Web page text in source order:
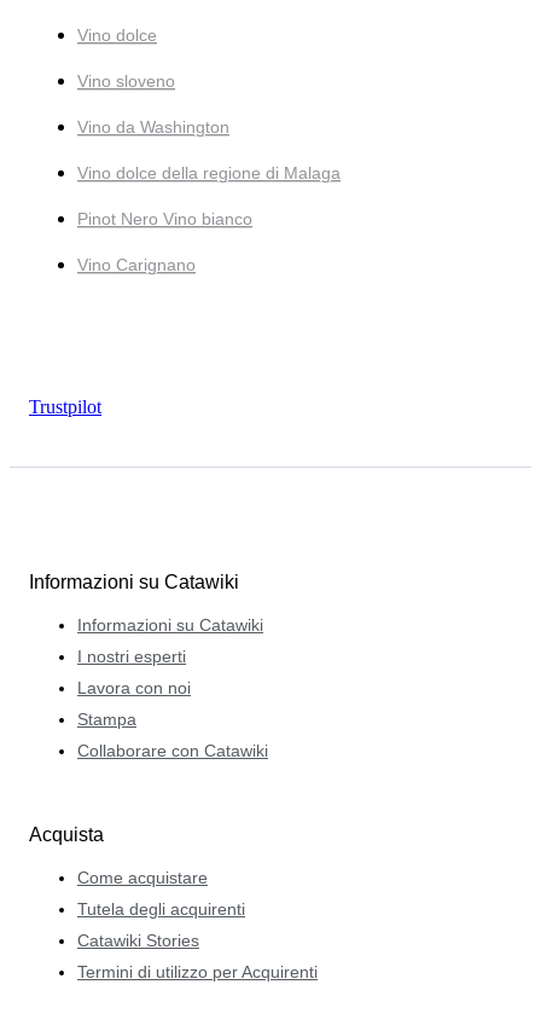
Vino dolce
Vino sloveno
Vino da Washington
Vino dolce della regione di Malaga
Pinot Nero Vino bianco
Vino Carignano
Trustpilot
Informazioni su Catawiki
Informazioni su Catawiki
I nostri esperti
Lavora con noi
Stampa
Collaborare con Catawiki
Acquista
Come acquistare
Tutela degli acquirenti
Catawiki Stories
Termini di utilizzo per Acquirenti